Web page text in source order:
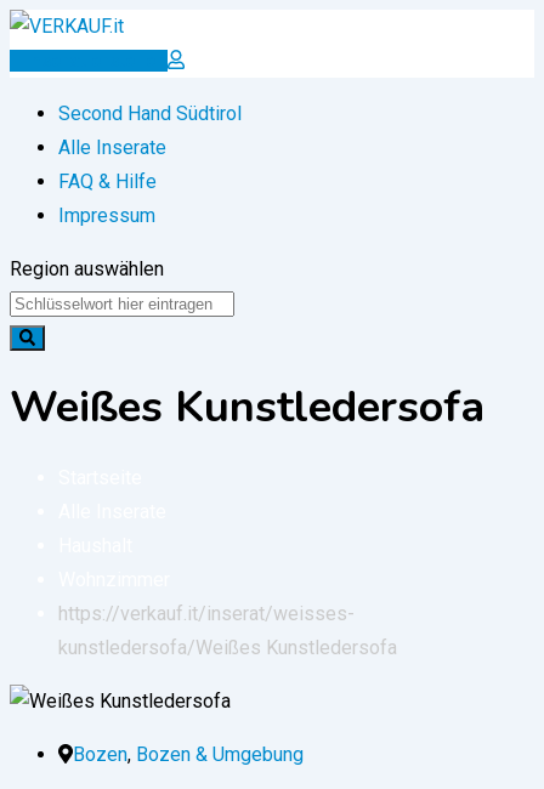
Zum
Inserat erstellen
Second Hand Südtirol
Alle Inserate
FAQ & Hilfe
Impressum
Region auswählen
Weißes Kunstledersofa
https://verkauf.it/inserat/weisses-
kunstledersofa/Weißes Kunstledersofa
Bozen, Bozen & Umgebung